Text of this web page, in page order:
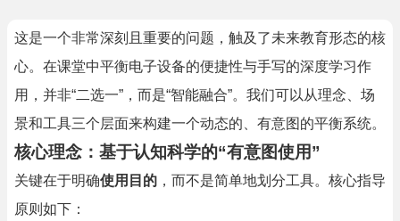
这是一个非常深刻且重要的问题，触及了未来教育形态的核
心。在课堂中平衡电子设备的便捷性与手写的深度学习作
用，并非“二选一”，而是“智能融合”。我们可以从理念、场
景和工具三个层面来构建一个动态的、有意图的平衡系统。
核心理念：基于认知科学的“有意图使用”
关键在于明确使用目的 ，而不是简单地划分工具。核心指导
原则如下：